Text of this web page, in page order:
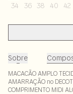
34 36 38 40 42
Sobre
MACACÃO AMPLO
AMARRAÇÃO no
COMPRIMENTO MIDI